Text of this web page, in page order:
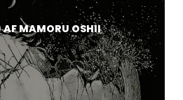
AF MAMORU OSHII